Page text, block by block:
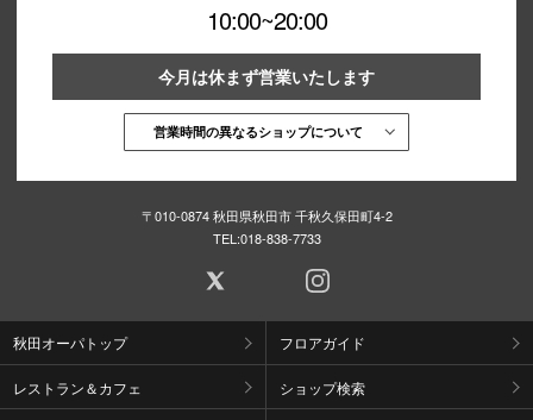
10:00~20:00
今月は休まず営業いたします
営業時間の異なるショップについて
〒010-0874 秋田県秋田市 千秋久保田町4-2
TEL:018-838-7733
秋田オーパトップ フロアガイド
レストラン＆カフェ ショップ検索